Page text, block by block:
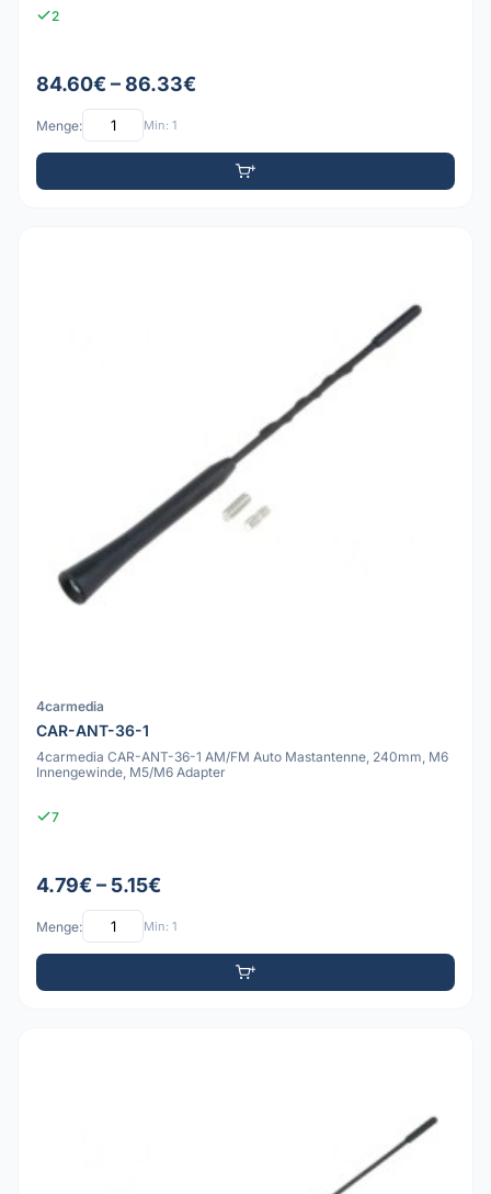
2
84.60€ – 86.33€
Menge: Min: 1
4carmedia
CAR-ANT-36-1
4carmedia CAR-ANT-36-1 AM/FM Auto Mastantenne, 240mm, M6
Innengewinde, M5/M6 Adapter
7
4.79€ – 5.15€
Menge: Min: 1